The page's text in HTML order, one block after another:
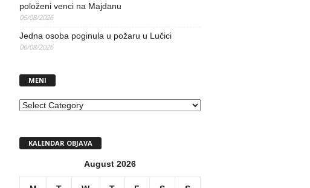
položeni venci na Majdanu
06/08/2026
Jedna osoba poginula u požaru u Lučici
06/08/2026
MENI
MENI
KALENDAR OBJAVA
August 2026